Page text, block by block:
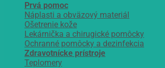
Prvá pomoc
Náplasti a obväzový materiál
Ošetrenie kože
Lekárnička a chirugické pomôcky
Ochranné pomôcky a dezinfekcia
Zdravotnícke prístroje
Teplomery